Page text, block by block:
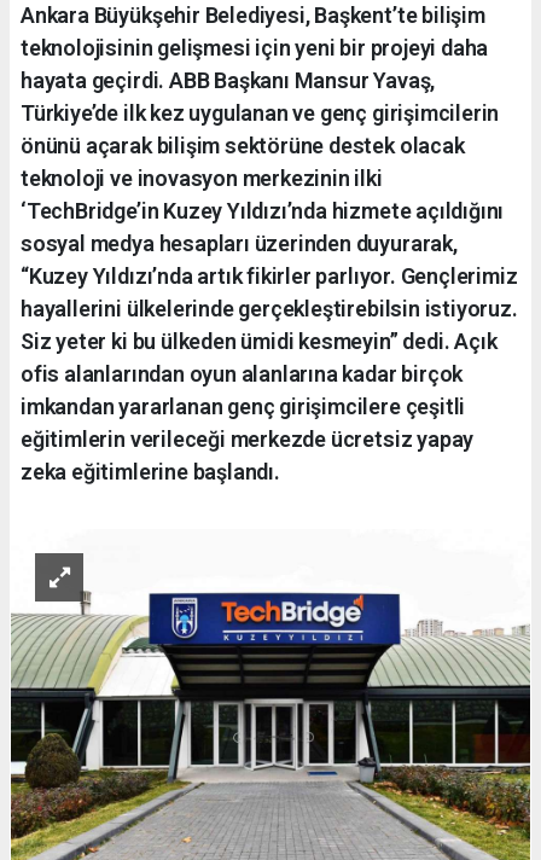
Ankara Büyükşehir Belediyesi, Başkent’te bilişim
teknolojisinin gelişmesi için yeni bir projeyi daha
hayata geçirdi. ABB Başkanı Mansur Yavaş,
Türkiye’de ilk kez uygulanan ve genç girişimcilerin
önünü açarak bilişim sektörüne destek olacak
teknoloji ve inovasyon merkezinin ilki
‘TechBridge’in Kuzey Yıldızı’nda hizmete açıldığını
sosyal medya hesapları üzerinden duyurarak,
“Kuzey Yıldızı’nda artık fikirler parlıyor. Gençlerimiz
hayallerini ülkelerinde gerçekleştirebilsin istiyoruz.
Siz yeter ki bu ülkeden ümidi kesmeyin” dedi. Açık
ofis alanlarından oyun alanlarına kadar birçok
imkandan yararlanan genç girişimcilere çeşitli
eğitimlerin verileceği merkezde ücretsiz yapay
zeka eğitimlerine başlandı.